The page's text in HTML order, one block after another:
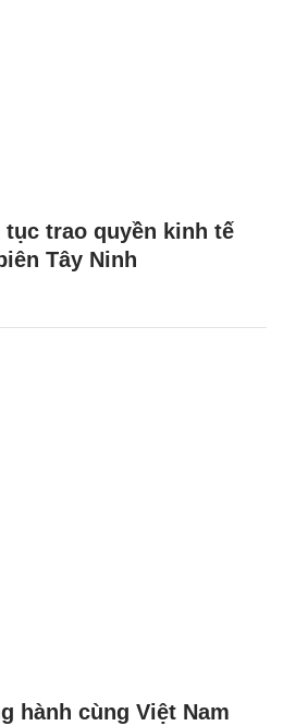
tục trao quyền kinh tế
Tây Ninh
hành cùng Việt Nam